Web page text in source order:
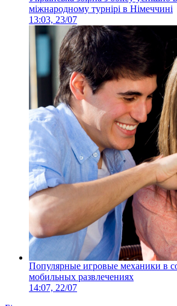
міжнародному турнірі в Німеччині
13:03, 23/07
Популярные игровые механики в
мобильных развлечениях
14:07, 22/07